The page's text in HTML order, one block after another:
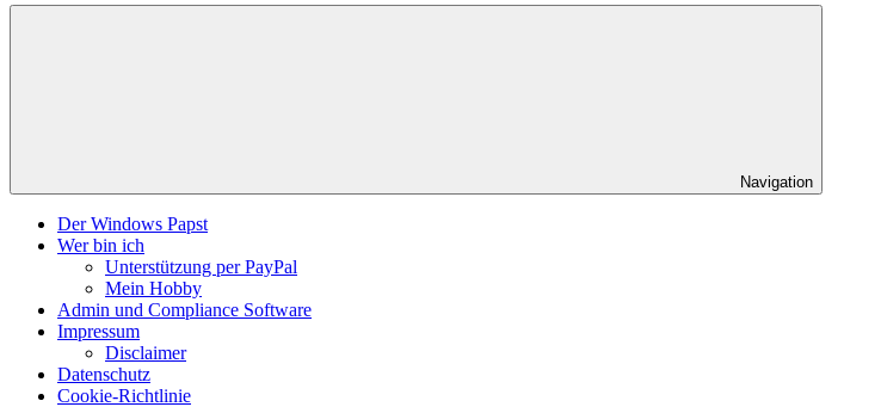
Navigation
Der Windows Papst
Wer bin ich
Unterstützung per PayPal
Mein Hobby
Admin und Compliance Software
Impressum
Disclaimer
Datenschutz
Cookie-Richtlinie